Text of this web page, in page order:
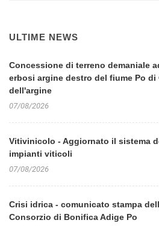
ULTIME NEWS
Concessione di terreno demaniale
erbosi argine destro del fiume Po
dell'argine
07/08/2026
Vitivinicolo - Aggiornato il sistema
impianti viticoli
07/08/2026
Crisi idrica - comunicato stampa
Consorzio di Bonifica Adige Po